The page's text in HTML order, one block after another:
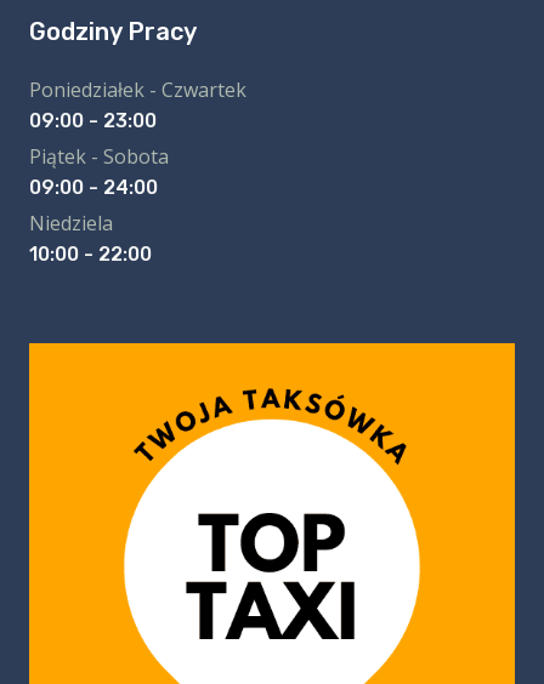
Godziny Pracy
Poniedziałek - Czwartek
09:00 - 23:00
Piątek - Sobota
09:00 - 24:00
Niedziela
10:00 - 22:00